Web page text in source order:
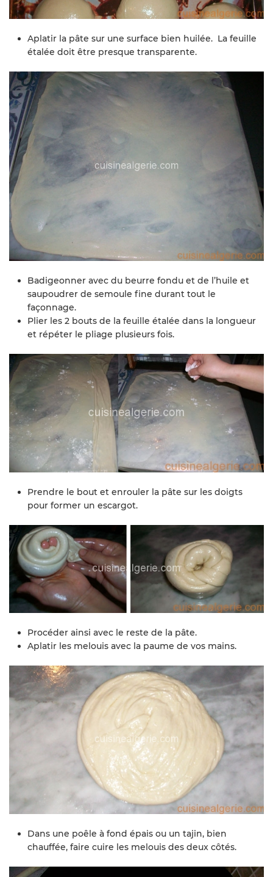
Aplatir la pâte sur une surface bien huilée. La feuille
étalée doit être presque transparente.
Badigeonner avec du beurre fondu et de l’huile et
saupoudrer de semoule fine durant tout le
façonnage.
Plier les 2 bouts de la feuille étalée dans la longueur
et répéter le pliage plusieurs fois.
Prendre le bout et enrouler la pâte sur les doigts
pour former un escargot.
Procéder ainsi avec le reste de la pâte.
Aplatir les melouis avec la paume de vos mains.
Dans une poêle à fond épais ou un tajin, bien
chauffée, faire cuire les melouis des deux côtés.